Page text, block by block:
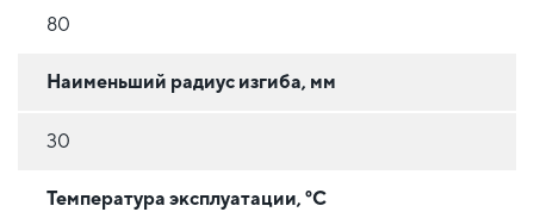
80
Наименьший радиус изгиба, мм
30
Температура эксплуатации, °C